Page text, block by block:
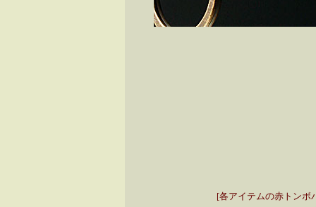
[各アイテムの赤トンボ